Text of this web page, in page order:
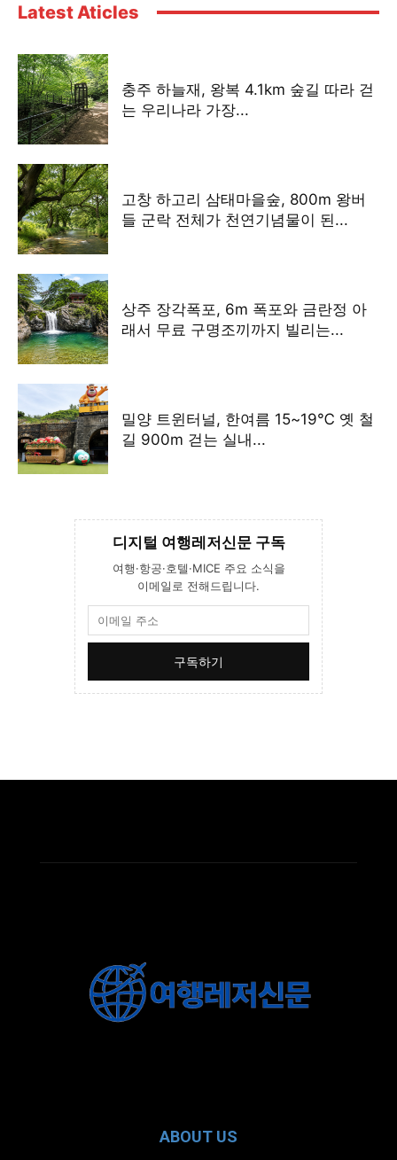
Latest Aticles
충주 하늘재, 왕복 4.1km 숲길 따라 걷
는 우리나라 가장...
고창 하고리 삼태마을숲, 800m 왕버
들 군락 전체가 천연기념물이 된...
상주 장각폭포, 6m 폭포와 금란정 아
래서 무료 구명조끼까지 빌리는...
밀양 트윈터널, 한여름 15~19℃ 옛 철
길 900m 걷는 실내...
디지털 여행레저신문 구독
여행·항공·호텔·MICE 주요 소식을
이메일로 전해드립니다.
구독하기
ABOUT US